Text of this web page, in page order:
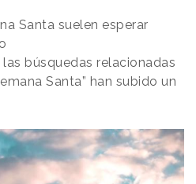
Santa suelen esperar
búsquedas relacionadas
Santa” han subido un